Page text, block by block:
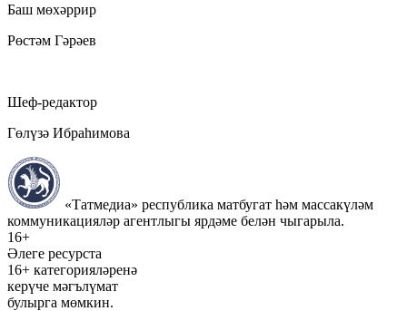
Баш мөхәррир
Рөстәм Гәрәев
Шеф-редактор
Гөлүзә Ибраһимова
«Татмедиа» республика матбугат һәм массакүләм
коммуникацияләр агентлыгы ярдәме белән чыгарыла.
16+
Әлеге ресурста
16+ категорияләренә
керүче мәгълүмат
булырга мөмкин.